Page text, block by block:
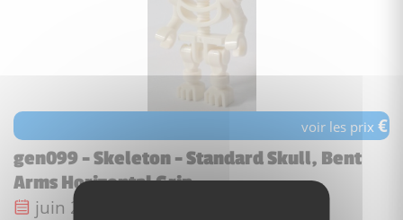
voir les prix €
gen099 - Skeleton - Standard Skull, Bent
Arms Horizontal Grip
Date de sortie :
juin 2018